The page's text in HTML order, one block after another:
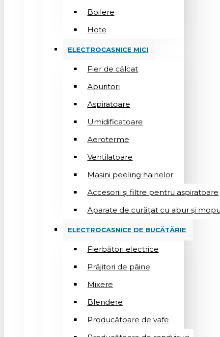
Boilere
Hote
ELECTROCASNICE MICI
Fier de călcat
Aburitori
Aspiratoare
Umidificatoare
Aeroterme
Ventilatoare
Mașini peeling hainelor
Accesorii și filtre pentru aspiratoare
Aparate de curățat cu abur și
ELECTROCASNICE DE BUCĂTĂRIE
Fierbători electrice
Prăjitori de pâine
Mixere
Blendere
Producătoare de vafe